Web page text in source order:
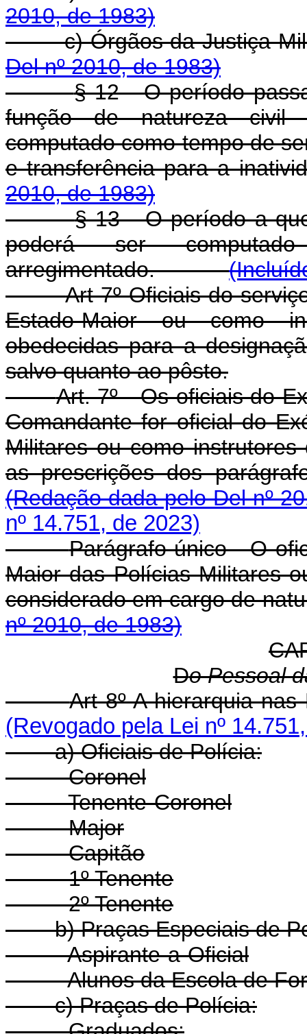
2010, de 1983)
c) Órgãos da
Del nº 2010, de 1983)
§ 12 - O período
função de natureza civil
computado como tempo de
e transferência para a
2010, de 1983)
§ 13 - O período a
poderá ser
arregimentado.
Art 7º Oficiais do
Estado-Maior ou como
obedecidas para a
salvo quanto ao pôsto.
Art. 7º - Os oficiais do
Comandante for oficial do
Militares ou como
as prescrições dos
(Redação dada pelo Del nº
nº 14.751, de 2023)
Parágrafo único - O
Maior das Polícias Militares
considerado em cargo
nº 2010, de 1983)
Do Pessoal
Art 8º A hierarquia
(Revogado pela Lei nº
a) Oficiais de Polícia:
- Coronel
- Tenente-Coronel
- Major
- Capitão
- 1º Tenente
- 2º Tenente
b) Praças Especiais de
- Aspirante-a-Oficial
- Alunos da Escola de
c) Praças de Polícia: